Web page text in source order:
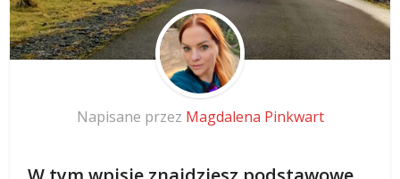
Napisane przez Magdalena Pinkwart